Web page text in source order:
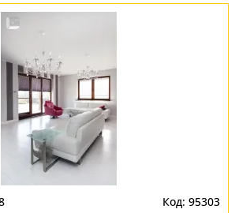
95303